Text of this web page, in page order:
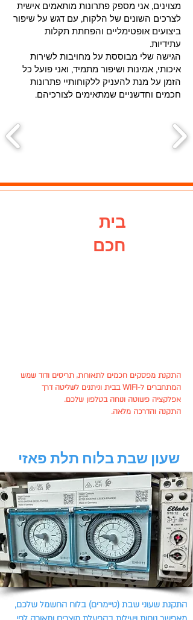
מצוינים, אני מספק פתרונות מותאמים אישית
לצרכים השונים של הלקוח, עם דגש על שיפור
ביצועים אופטימליים והפחתת תקלות
עתידיות.
הגישה שלי מבוססת על מחויבות לשירות
איכותי, אמינות ושיפור מתמיד, ואני פועל כל
הזמן על מנת להעניק ללקוחותיי פתרונות
חכמים וחדשניים שמתאימים לצורכיהם.
בית
חכם
התקנת מפסקים חכמים לתאורות, תריסים ודוד שמש
המתחברים ל-WIFI בבית וניתנים לשליטה דרך
אפלקציה פשוטה ונוחה בטלפון שלכם.
התקנה והדרכה מלאה.
שעון שבת בלוח תלת פאזי
התקנת שעוני שבת (טיימרים) בלוח החשמל שלכם,